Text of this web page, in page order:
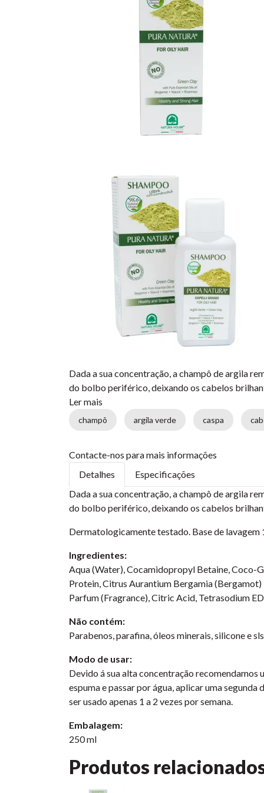
Dada a sua concentração, a champô de argila
do bolbo periférico, deixando os cabelos
Ler mais
champô argila verde caspa
Contacte-nos para mais informações
Detalhes
Especificações
Dada a sua concentração, a champô de argila
do bolbo periférico, deixando os cabelos
Dermatologicamente testado. Base de lavagem
Ingredientes:
Aqua (Water), Cocamidopropyl Betaine, Coco-
Protein, Citrus Aurantium Bergamia
Parfum (Fragrance), Citric Acid, Tetrasodium
Não contém:
Parabenos, parafina, óleos minerais, silicone e
Modo de usar:
Devido á sua alta concentração
espuma e passar por água, aplicar uma
ser usado apenas 1 a 2 vezes por semana.
Embalagem:
250 ml
Produtos